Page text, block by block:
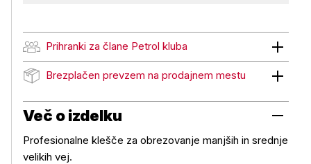
Prihranki za člane Petrol kluba
Prihranki za člane Petrol kluba
Brezplačen prevzem na prodajnem mestu
Brezplačen prevzem na prodajnem mestu
Več o izdelku
Profesionalne klešče za obrezovanje manjših in srednje
velikih vej.